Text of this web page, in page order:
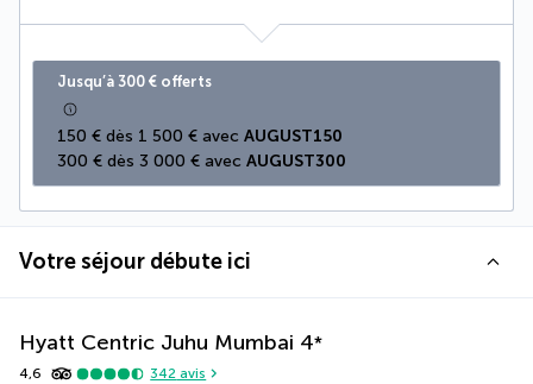
Jusqu’à 300 € offerts
150 € dès 1 500 € avec AUGUST150
300 € dès 3 000 € avec AUGUST300
Votre séjour débute ici
Hyatt Centric Juhu Mumbai 4*
4,6 342 avis